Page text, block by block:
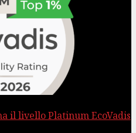
il livello Platinum EcoVadis